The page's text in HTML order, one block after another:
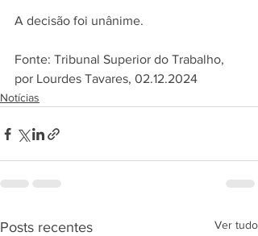
A decisão foi unânime.
Fonte: Tribunal Superior do Trabalho,
por Lourdes Tavares, 02.12.2024
Notícias
Posts recentes Ver tudo